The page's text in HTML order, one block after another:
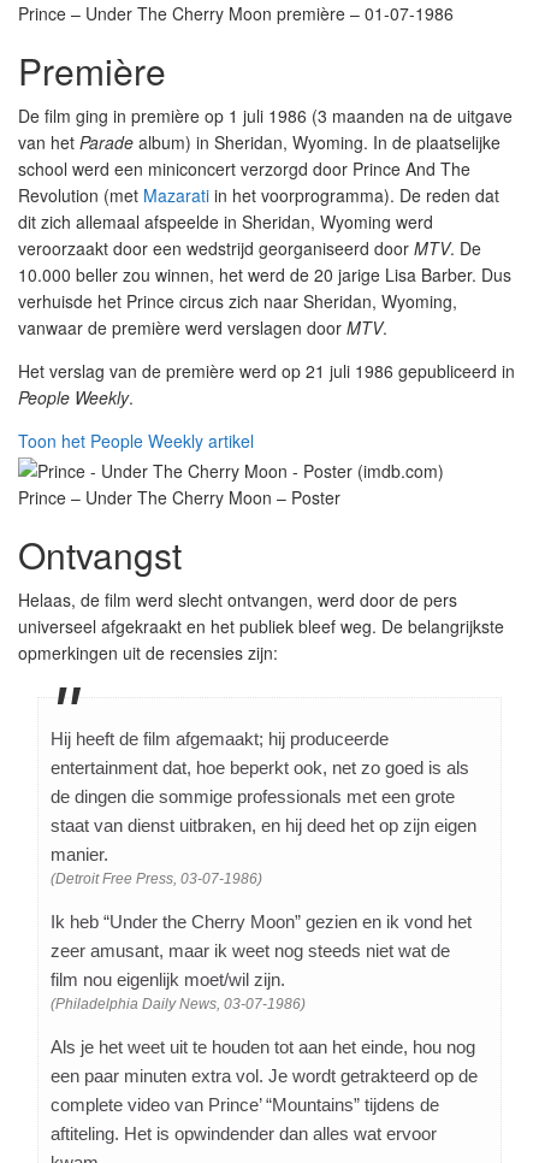
Prince – Under The Cherry Moon première – 01-07-1986
Première
De film ging in première op 1 juli 1986 (3 maanden na de uitgave
van het Parade album) in Sheridan, Wyoming. In de plaatselijke
school werd een miniconcert verzorgd door Prince And The
Revolution (met Mazarati in het voorprogramma). De reden dat
dit zich allemaal afspeelde in Sheridan, Wyoming werd
veroorzaakt door een wedstrijd georganiseerd door MTV. De
10.000 beller zou winnen, het werd de 20 jarige Lisa Barber. Dus
verhuisde het Prince circus zich naar Sheridan, Wyoming,
vanwaar de première werd verslagen door MTV.
Het verslag van de première werd op 21 juli 1986 gepubliceerd in
People Weekly.
Toon het People Weekly artikel
Prince – Under The Cherry Moon – Poster
Ontvangst
Helaas, de film werd slecht ontvangen, werd door de pers
universeel afgekraakt en het publiek bleef weg. De belangrijkste
opmerkingen uit de recensies zijn:
Hij heeft de film afgemaakt; hij produceerde
entertainment dat, hoe beperkt ook, net zo goed is als
de dingen die sommige professionals met een grote
staat van dienst uitbraken, en hij deed het op zijn eigen
manier.
(Detroit Free Press, 03-07-1986)
Ik heb “Under the Cherry Moon” gezien en ik vond het
zeer amusant, maar ik weet nog steeds niet wat de
film nou eigenlijk moet/wil zijn.
(Philadelphia Daily News, 03-07-1986)
Als je het weet uit te houden tot aan het einde, hou nog
een paar minuten extra vol. Je wordt getrakteerd op de
complete video van Prince’ “Mountains” tijdens de
aftiteling. Het is opwindender dan alles wat ervoor